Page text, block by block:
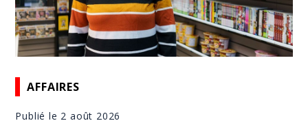
AFFAIRES
Publié le 2 août 2026